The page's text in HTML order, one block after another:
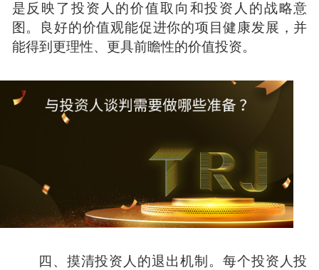
是反映了投资人的价值取向和投资人的战略意
图。良好的价值观能促进你的项目健康发展，并
能得到更理性、更具前瞻性的价值投资。
四、摸清投资人的退出机制。每个投资人投